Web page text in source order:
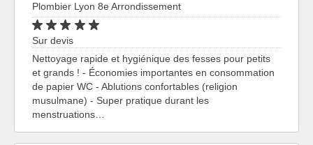
Plombier Lyon 8e Arrondissement
Sur devis
Nettoyage rapide et hygiénique des fesses pour petits
et grands ! - Économies importantes en consommation
de papier WC - Ablutions confortables (religion
musulmane) - Super pratique durant les
menstruations…